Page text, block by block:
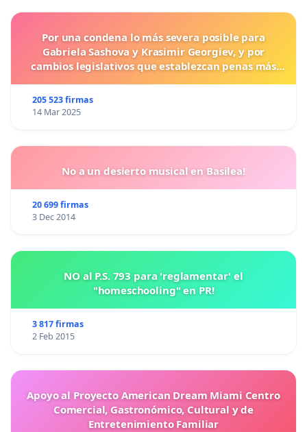
Por una condena lo más severa posible para
Gabriela Sashova y Krasimir Georgiev, y por
cambios legislativos que establezcan penas más
205 523 firmas
14 Mar 2025
No a un desierto musical en Basilea!
20 699 firmas
3 Dec 2014
NO al P.S. 793 para 'reglamentar' el
"homeschooling" en PR!
3 817 firmas
2 Feb 2015
Apoyo al Proyecto American Dream Miami Centro
Comercial, Gastronómico, Cultural y de
Entretenimiento Familiar